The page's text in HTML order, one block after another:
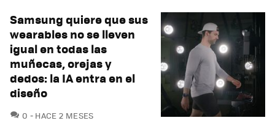
Samsung quiere que sus
wearables no se lleven
igual en todas las
muñecas, orejas y
dedos: la IA entra en el
diseño
0 COMENTARIOS
HACE 2 MESES